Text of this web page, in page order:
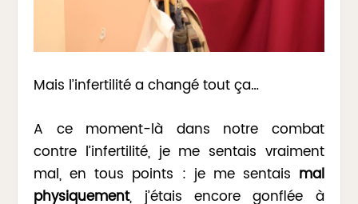
Mais l’infertilité a changé tout ça…
A ce moment-là dans notre combat
contre l’infertilité, je me sentais vraiment
mal, en tous points : je me sentais mal
physiquement, j’étais encore gonflée à